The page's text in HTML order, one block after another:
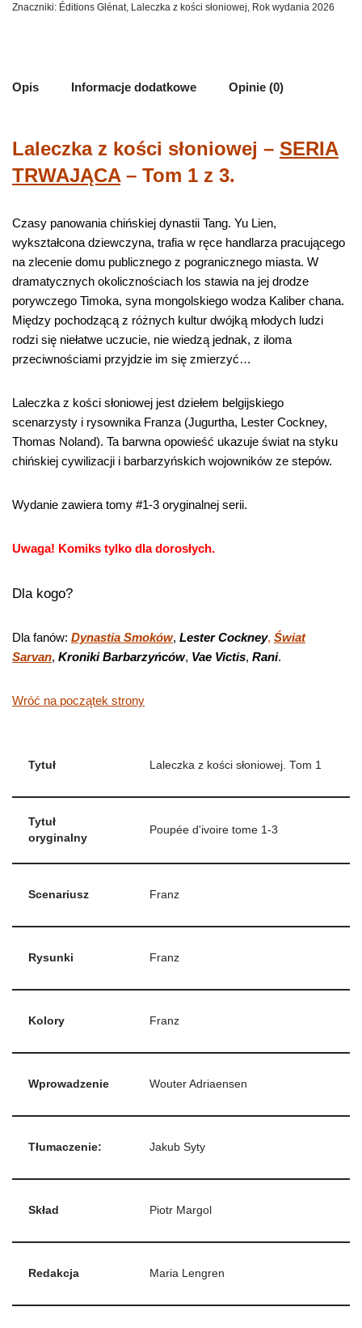
Znaczniki: Éditions Glénat, Laleczka z kości słoniowej, Rok wydania 2026
Opis Informacje dodatkowe Opinie (0)
Laleczka z kości słoniowej – SERIA
TRWAJĄCA– Tom 1 z 3.
Czasy panowania chińskiej dynastii Tang. Yu Lien,
wykształcona dziewczyna, trafia w ręce handlarza pracującego
na zlecenie domu publicznego z pogranicznego miasta. W
dramatycznych okolicznościach los stawia na jej drodze
porywczego Timoka, syna mongolskiego wodza Kaliber chana.
Między pochodzącą z różnych kultur dwójką młodych ludzi
rodzi się niełatwe uczucie, nie wiedzą jednak, z iloma
przeciwnościami przyjdzie im się zmierzyć…
Laleczka z kości słoniowej jest dziełem belgijskiego
scenarzysty i rysownika Franza (Jugurtha, Lester Cockney,
Thomas Noland). Ta barwna opowieść ukazuje świat na styku
chińskiej cywilizacji i barbarzyńskich wojowników ze stepów.
Wydanie zawiera tomy #1-3 oryginalnej serii.
Uwaga! Komiks tylko dla dorosłych.
Dla kogo?
Dla fanów: Dynastia Smoków, Lester Cockney, Świat
Sarvan, Kroniki Barbarzyńców, Vae Victis, Rani.
Wróć na początek strony
Tytuł Laleczka z kości słoniowej. Tom 1
Tytuł
oryginalny
Poupée d'ivoire tome 1-3
Scenariusz Franz
Rysunki Franz
Kolory Franz
Wprowadzenie Wouter Adriaensen
Tłumaczenie: Jakub Syty
Skład Piotr Margol
Redakcja Maria Lengren